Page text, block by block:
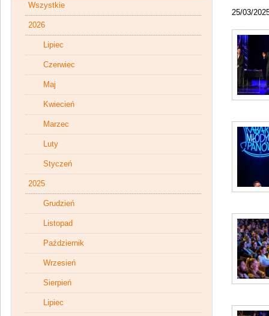
25/03/
Wszystkie
2026
Lipiec
Czerwiec
Maj
Kwiecień
Marzec
Luty
Styczeń
2025
Grudzień
Listopad
Październik
Wrzesień
Sierpień
Lipiec